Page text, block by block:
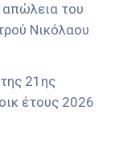
απώλεια του
Νικόλαου
21ης
έτους 2026